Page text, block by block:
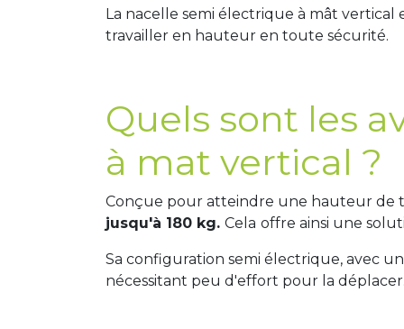
La nacelle semi électrique à mât
travailler en hauteur en toute sécurité.
Quels sont les
à mat vertical ?
Conçue pour atteindre une hauteur de
jusqu'à 180 kg. Cela offre ainsi une
Sa configuration semi électrique, avec
nécessitant peu d'effort pour la déplacer.